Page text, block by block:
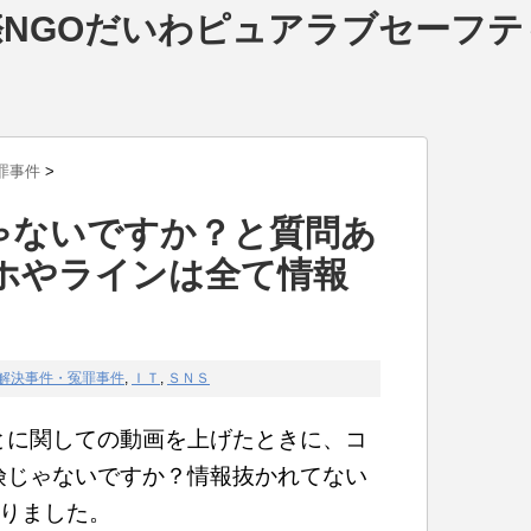
だいわピュアラブセーフテ
事件 >
いですか？と質問あ
やラインは全て情報
決事件・冤罪事件, ＩＴ , ＳＮＳ
関しての動画を上げたときに、コ
ゃないですか？情報抜かれてない
ました。